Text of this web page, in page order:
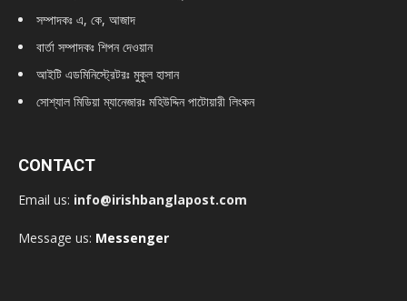
সম্পাদকঃ এ, কে, আজাদ
বার্তা সম্পাদকঃ শিপন দেওয়ান
আইটি এডমিনিস্ট্রেটরঃ মুকুল হাসান
সোশ্যাল মিডিয়া ম্যানেজারঃ মহিউদ্দিন পাটোয়ারী লিংকন
CONTACT
Email us: info@irishbanglapost.com
Message us: Messenger